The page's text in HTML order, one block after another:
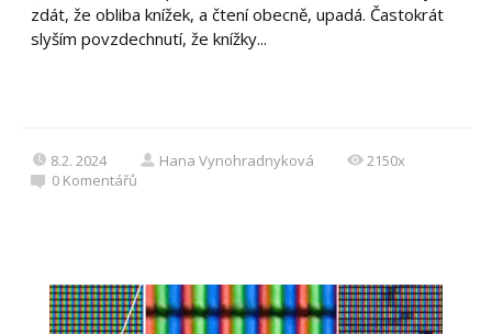
zdát, že obliba knížek, a čtení obecně, upadá. Častokrát
slyším povzdechnutí, že knížky...
8.2. 2024 Hana Vynohradnyková
2150x
0 Komentářů